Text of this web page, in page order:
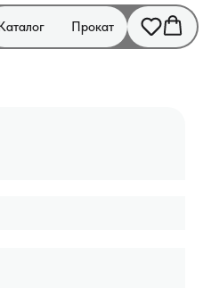
Прокат